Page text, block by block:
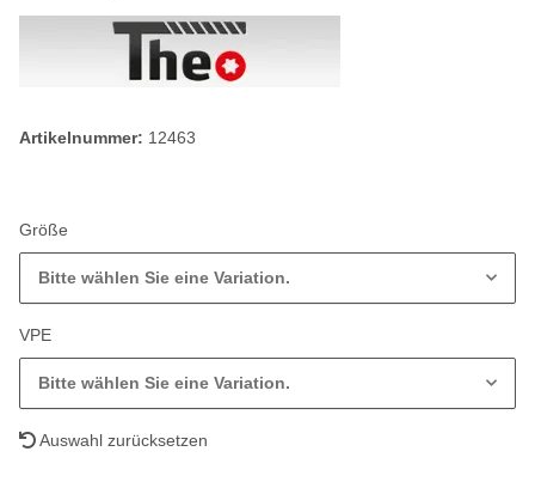
Artikelnummer: 12463
Größe
Bitte wählen Sie eine Variation.
VPE
Bitte wählen Sie eine Variation.
Auswahl zurücksetzen